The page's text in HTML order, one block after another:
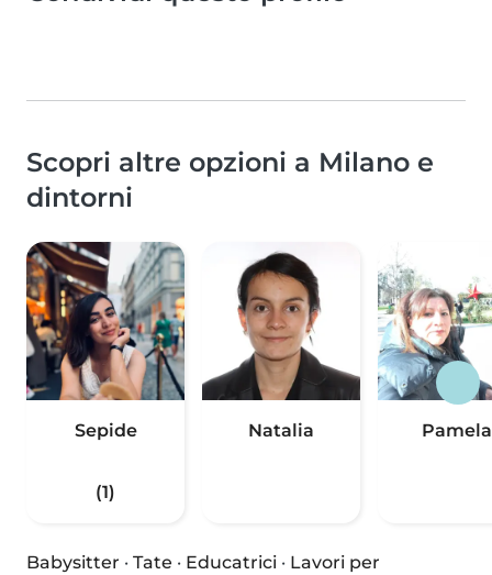
Scopri altre opzioni a Milano e
dintorni
Sepide
(1)
Natalia Pamela
Babysitter · Tate · Educatrici · Lavori per